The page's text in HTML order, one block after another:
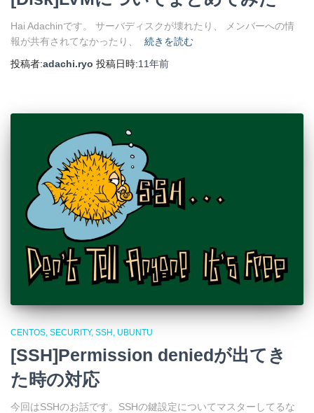
Hai Adachinです。 サーバディスクが壊れたり、 メンバーへの情
報が共有されてなかったり、
続きを読む
投稿者:adachi.ryo 投稿日時:11年前
CENTOS SECURITY SSH UBUNTU
[SSH]Permission deniedが出てき
た時の対応
今回はSSHのお話です。SSHの鍵設定についてマスターしてるな